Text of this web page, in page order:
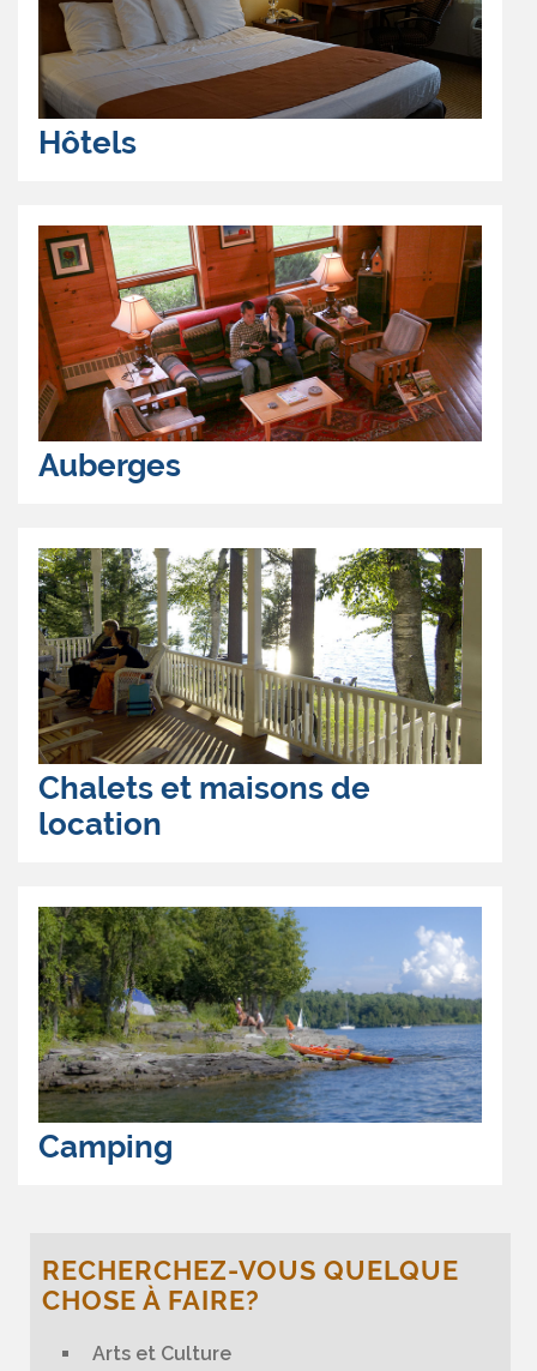
Hôtels
Auberges
Chalets et maisons de
location
Camping
RECHERCHEZ-VOUS QUELQUE
CHOSE À FAIRE?
Arts et Culture